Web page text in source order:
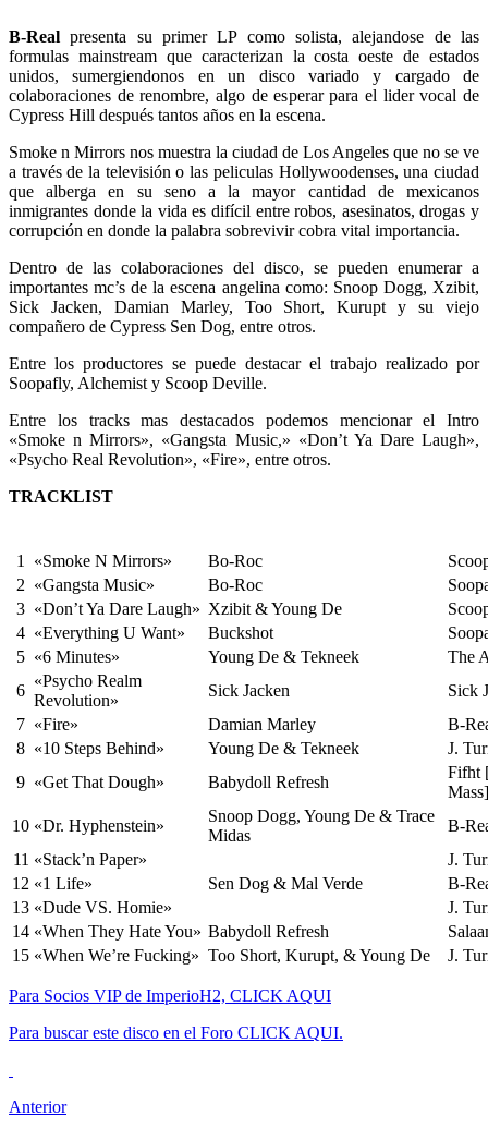
B-Realpresenta su primer LP como solista, alejandose de las
formulas mainstream que caracterizan la costa oeste de estados
unidos, sumergiendonos en un disco variado y cargado de
colaboraciones de renombre, algo de esperar para el lider vocal de
Cypress Hill después tantos años en la escena.
Smoke n Mirrors nos muestra la ciudad de Los Angeles que no se ve
a través de la televisión o las peliculas Hollywoodenses, una ciudad
que alberga en su seno a la mayor cantidad de mexicanos
inmigrantes donde la vida es difícil entre robos, asesinatos, drogas y
corrupción en donde la palabra sobrevivir cobra vital importancia.
Dentro de las colaboraciones del disco, se pueden enumerar a
importantes mc’s de la escena angelina como: Snoop Dogg, Xzibit,
Sick Jacken, Damian Marley, Too Short, Kurupt y su viejo
compañero de Cypress Sen Dog, entre otros.
Entre los productores se puede destacar el trabajo realizado por
Soopafly, Alchemist y Scoop Deville.
Entre los tracks mas destacados podemos mencionar el Intro
«Smoke n Mirrors», «Gangsta Music,» «Don’t Ya Dare Laugh»,
«Psycho Real Revolution», «Fire», entre otros.
TRACKLIST
1 «Smoke N Mirrors» Bo-Roc
2 «Gangsta Music» Bo-Roc
3 «Don’t Ya Dare Laugh» Xzibit & Young De
4 «Everything U Want» Buckshot
5 «6 Minutes» Young De & Tekneek
The
6
«Psycho Realm
Revolution»
Sick Jacken
Sick
7 «Fire» Damian Marley
B-
8 «10 Steps Behind» Young De & Tekneek
J.
9 «Get That Dough» Babydoll Refresh
Fifht
Mass]
10 «Dr. Hyphenstein»
Snoop Dogg, Young De & Trace
Midas
B-
11 «Stack’n Paper»
J.
12 «1 Life» Sen Dog & Mal Verde
B-
13 «Dude VS. Homie»
J.
14 «When They Hate You» Babydoll Refresh
15 «When We’re Fucking» Too Short, Kurupt, & Young De J.
Para Socios VIP de ImperioH2, CLICK AQUI
Para buscar este disco en el Foro CLICK AQUI.
Anterior